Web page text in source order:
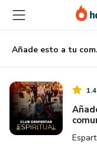
principal
página
de
página
Añade
1.4